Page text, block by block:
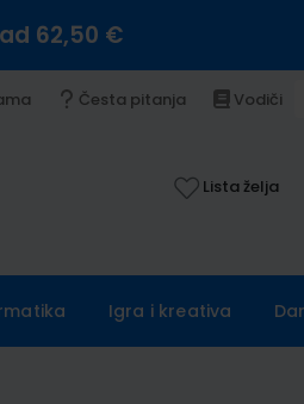
62,50 €
Česta pitanja Vodiči
Lista želja
Igra i kreativa